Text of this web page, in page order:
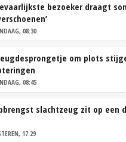
bezoeker draagt
08:30
om plots
08:45
slachtzeug zit op een
17:29